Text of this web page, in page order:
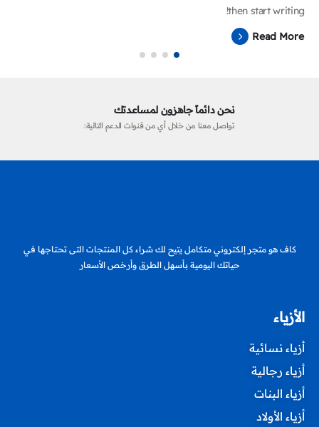
then start writing!
Read More
نحن دائماً جاهزون لمساعدتك
تواصل معنا من خلال أي من قنوات الدعم التالية:
كاف هو متجر إلكتروني متكامل يتيح لك شراء كل المنتجات التى تحتاجها في
حياتك اليومية بأسهل الطرق وأرخص الأسعار
الأزياء
أزياء نسائية
أزياء رجالية
أزياء البنات
أزياء الأولاد